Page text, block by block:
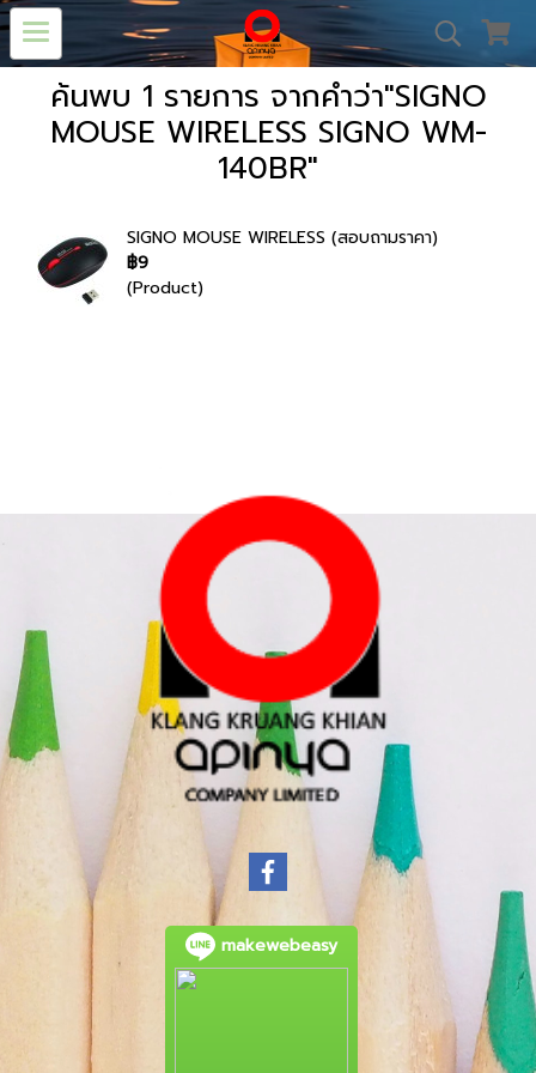
ค้นพบ 1 รายการ จากคำว่า"SIGNO
MOUSE WIRELESS SIGNO WM-
140BR"
SIGNO MOUSE WIRELESS (สอบถามราคา)
฿9
(Product)
makewebeasy